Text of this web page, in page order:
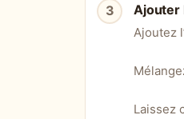
Ajouter
Ajoutez
Laissez